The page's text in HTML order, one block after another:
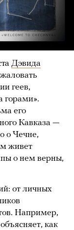
Дэвида
геев,
горами».
его
Кавказа —
о Чечне,
живет
о нем верны,
от личных
Например,
как